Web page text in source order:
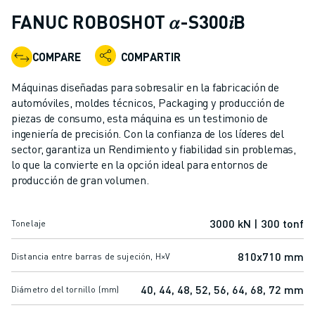
ROBOTS COLABORATIVOS
GAMA DE ROBOTS
CONTROLADORES DE ROBOTS
ACCESORIOS PARA ROBOTS
SOFTWARE PARA ROBOTS
SOFTWARE DE SIMULACIÓN
ROBOTS EDUCATIVOS
AUTOMATIZACIÓN ROBÓTICA
ROBOTS DE SOLDADURA POR ARCO
ROBOTS ARTICULADOS
SERIE M-900
ROBOTS PARA ALIMENTOS Y SALAS BLANCAS
FANUC ROBOSHOT 𝛼-S300𝑖B
COMPARE COMPARTIR
Máquinas diseñadas para sobresalir en la fabricación de
automóviles, moldes técnicos, Packaging y producción de
piezas de consumo, esta máquina es un testimonio de
ingeniería de precisión. Con la confianza de los líderes del
sector, garantiza un Rendimiento y fiabilidad sin problemas,
lo que la convierte en la opción ideal para entornos de
producción de gran volumen.
Tonelaje 3000 kN | 300 tonf
Distancia entre barras de sujeción, H×V 810x710 mm
Diámetro del tornillo (mm) 40, 44, 48, 52, 56, 64, 68, 72 mm